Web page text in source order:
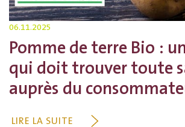
06.11.2025
Pomme de terre Bio :
qui doit trouver toute
auprès du
LIRE LA SUITE